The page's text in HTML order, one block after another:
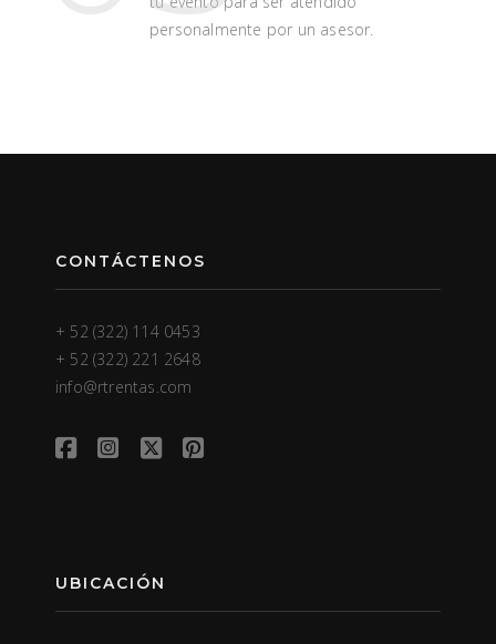
personalmente por un asesor.
CONTÁCTENOS
+ 52 (322) 114 0453
+ 52 (322) 221 2648
info@rtrentas.com
UBICACIÓN